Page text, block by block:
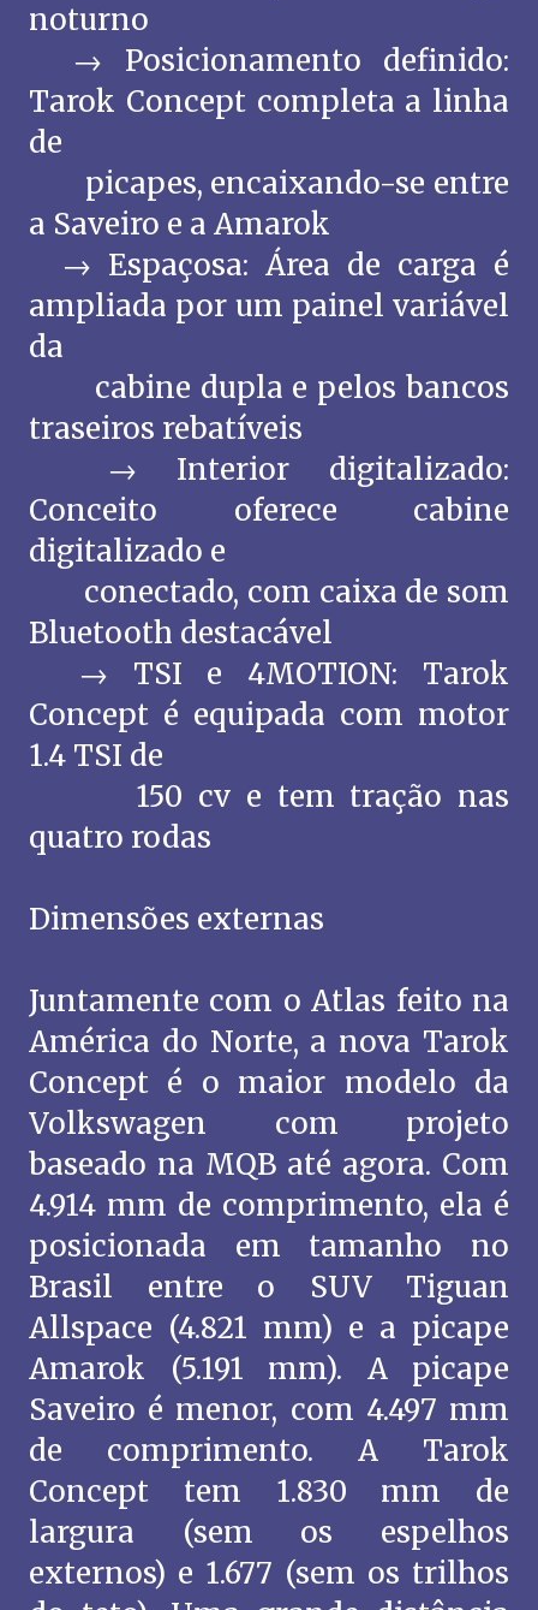
noturno
→ Posicionamento definido:
Tarok Concept completa a linha
de
picapes, encaixando-se entre
a Saveiro e a Amarok
→ Espaçosa: Área de carga é
ampliada por um painel variável
da
cabine dupla e pelos bancos
traseiros rebatíveis
→ Interior digitalizado:
Conceito oferece cabine
digitalizado e
conectado, com caixa de som
Bluetooth destacável
→ TSI e 4MOTION: Tarok
Concept é equipada com motor
1.4 TSI de
150 cv e tem tração nas
quatro rodas
Dimensões externas
Juntamente com o Atlas feito na
América do Norte, a nova Tarok
Concept é o maior modelo da
Volkswagen com projeto
baseado na MQB até agora. Com
4.914 mm de comprimento, ela é
posicionada em tamanho no
Brasil entre o SUV Tiguan
Allspace (4.821 mm) e a picape
Amarok (5.191 mm). A picape
Saveiro é menor, com 4.497 mm
de comprimento. A Tarok
Concept tem 1.830 mm de
largura (sem os espelhos
externos) e 1.677 (sem os trilhos